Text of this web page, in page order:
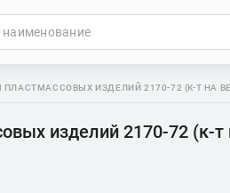
ПЛАСТМАССОВЫХ ИЗДЕЛИЙ 2170-72 (К-Т НА
изделий 2170-72 (к-т